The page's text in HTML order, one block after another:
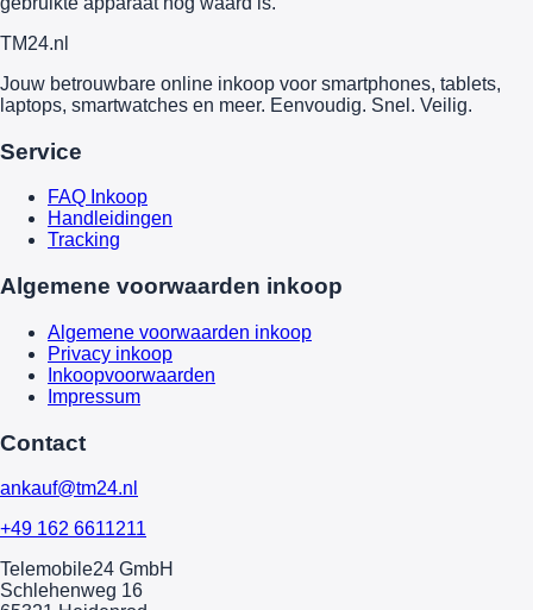
TM24.nl
Jouw betrouwbare online inkoop voor smartphones, tablets,
laptops, smartwatches en meer. Eenvoudig. Snel. Veilig.
Service
FAQ Inkoop
Handleidingen
Tracking
Algemene voorwaarden inkoop
Algemene voorwaarden inkoop
Privacy inkoop
Inkoopvoorwaarden
Impressum
Contact
ankauf@tm24.nl
+49 162 6611211
Telemobile24 GmbH
Schlehenweg 16